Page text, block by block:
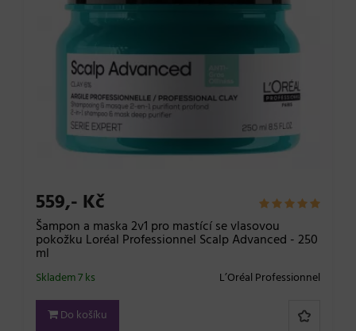
559,- Kč
Šampon a maska 2v1 pro mastící se vlasovou
pokožku Loréal Professionnel Scalp Advanced - 250
ml
L’Oréal Professionnel
Skladem 7 ks
Do košíku